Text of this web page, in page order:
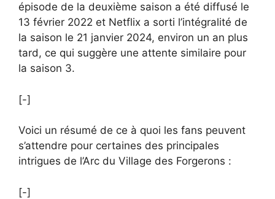
épisode de la deuxième saison a été diffusé le
13 février 2022 et Netflix a sorti l’intégralité de
la saison le 21 janvier 2024, environ un an plus
tard, ce qui suggère une attente similaire pour
la saison 3.
[-]
Voici un résumé de ce à quoi les fans peuvent
s’attendre pour certaines des principales
intrigues de l’Arc du Village des Forgerons :
[-]